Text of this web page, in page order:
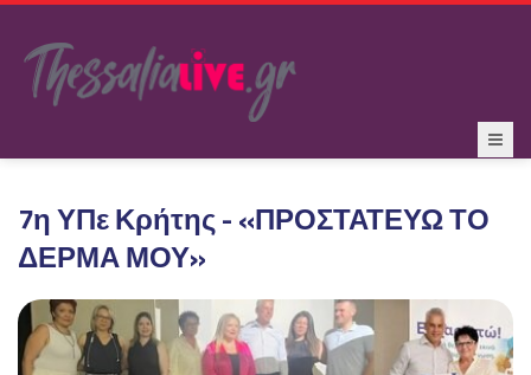
7η ΥΠε Κρήτης - «ΠΡΟΣΤΑΤΕΥΩ ΤΟ
ΔΕΡΜΑ ΜΟΥ»